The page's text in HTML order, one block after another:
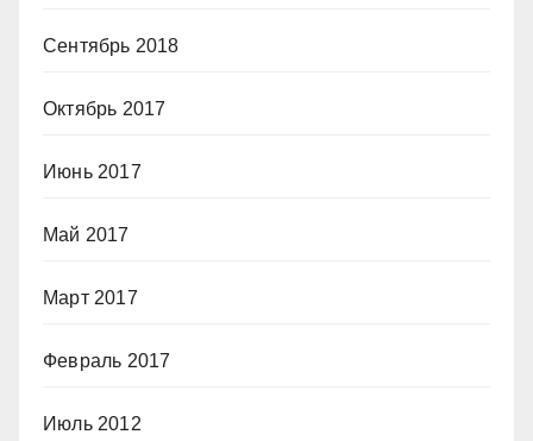
Сентябрь 2018
Октябрь 2017
Июнь 2017
Май 2017
Март 2017
Февраль 2017
Июль 2012